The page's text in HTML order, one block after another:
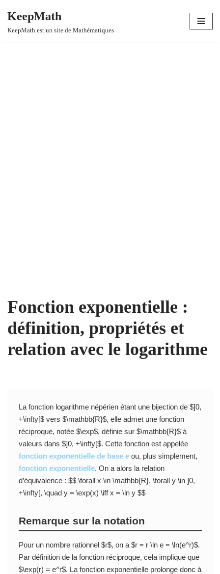
Aller
KeepMath
KeepMath est un site de Mathématiques
Fonction exponentielle :
définition, propriétés et
relation avec le logarithme
La fonction logarithme népérien étant une bijection de $]0,
+\infty[$ vers $\mathbb{R}$, elle admet une fonction
réciproque, notée $\exp$, définie sur $\mathbb{R}$ à
valeurs dans $]0, +\infty[$. Cette fonction est appelée
fonction exponentielle de base eou, plus simplement,
fonction exponentielle. On a alors la relation
d’équivalence : $$ \forall x \in \mathbb{R}, \forall y \in ]0,
+\infty[, \quad y = \exp(x) \iff x = \ln y $$
Remarque sur la notation
Pour un nombre rationnel $r$, on a $r = r \ln e = \ln(e^r)$.
Par définition de la fonction réciproque, cela implique que
$\exp(r) = e^r$. La fonction exponentielle prolonge donc à